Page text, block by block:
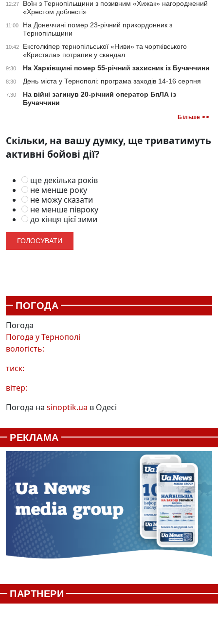
12:27
Воїн з Тернопільщини з позивним «Хижак» нагороджений
«Хрестом доблесті»
11:00
На Донеччині помер 23-річний прикордонник з
Тернопільщини
10:42
Ексголкіпер тернопільської «Ниви» та чортківського
«Кристала» потрапив у скандал
9:30 На Харківщині помер 55-річний захисник із Бучаччини
8:30 День міста у Тернополі: програма заходів 14-16 серпня
7:30
На війні загинув 20-річний оператор БпЛА із
Бучаччини
Більше >>
Скільки, на вашу думку, ще триватимуть
активні бойові дії?
ще декілька років
не менше року
не можу сказати
не менше півроку
до кінця цієї зими
ПОГОДА
Погода
Погода уТернополі
вологість:
тиск:
вітер:
Погода на sinoptik.ua в Одесі
РЕКЛАМА
ПАРТНЕРИ